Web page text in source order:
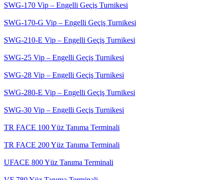
SWG-170 Vip – Engelli Geçiş Turnikesi
SWG-170-G Vip – Engelli Geçiş Turnikesi
SWG-210-E Vip – Engelli Geçiş Turnikesi
SWG-25 Vip – Engelli Geçiş Turnikesi
SWG-28 Vip – Engelli Geçiş Turnikesi
SWG-280-E Vip – Engelli Geçiş Turnikesi
SWG-30 Vip – Engelli Geçiş Turnikesi
TR FACE 100 Yüz Tanıma Terminali
TR FACE 200 Yüz Tanıma Terminali
UFACE 800 Yüz Tanıma Terminali